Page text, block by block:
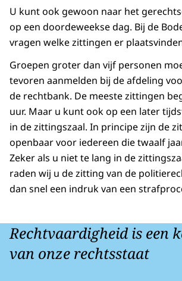
U kunt ook gewoon naar het
op een doordeweekse dag. Bij de
vragen welke zittingen er
Groepen groter dan vijf personen
tevoren aanmelden bij de afdeling
de rechtbank. De meeste zittingen
uur. Maar u kunt ook op een later
in de zittingszaal. In principe zijn de
openbaar voor iedereen die twaalf
Zeker als u niet te lang in de
raden wij u de zitting van de
dan snel een indruk van een
Rechtvaardigheid is een
van onze rechtsstaat